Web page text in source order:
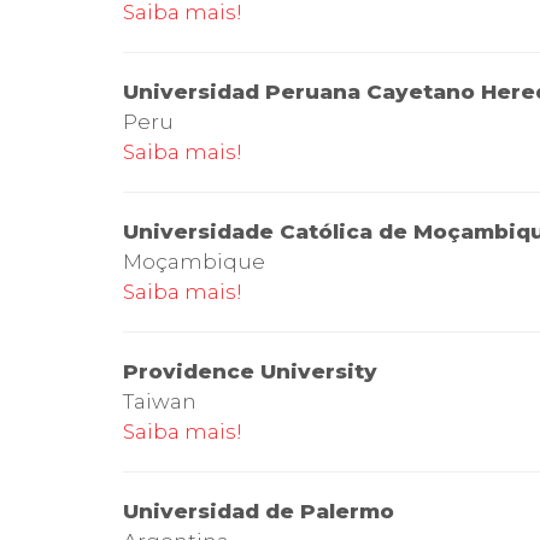
Saiba mais!
Universidad Peruana Cayetano
Peru
Saiba mais!
Universidade Católica de
Moçambique
Saiba mais!
Providence University
Taiwan
Saiba mais!
Universidad de Palermo